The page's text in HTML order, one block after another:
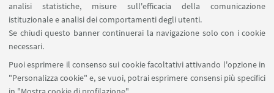
analisi statistiche, misure sull'efficacia della comunicazione
istituzionale e analisi dei comportamenti degli utenti.
Se chiudi questo banner continuerai la navigazione solo con i cookie
necessari.
Puoi esprimere il consenso sui cookie facoltativi attivando l'opzione in
"Personalizza cookie" e, se vuoi, potrai esprimere consensi più specifici
SEGUI IL DIPARTIMENTO SU:
SEGUI UNIBO SU: